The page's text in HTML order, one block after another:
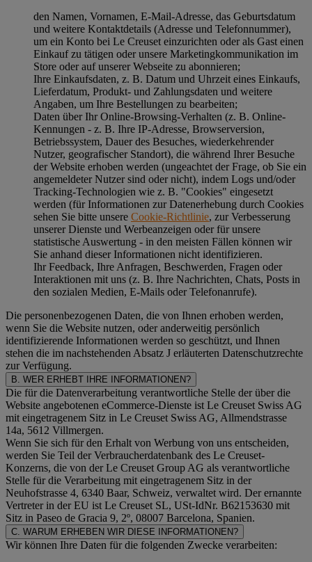
den Namen, Vornamen, E-Mail-Adresse, das Geburtsdatum
und weitere Kontaktdetails (Adresse und Telefonnummer),
um ein Konto bei Le Creuset einzurichten oder als Gast einen
Einkauf zu tätigen oder unsere Marketingkommunikation im
Store oder auf unserer Webseite zu abonnieren;
Ihre Einkaufsdaten, z. B. Datum und Uhrzeit eines Einkaufs,
Lieferdatum, Produkt- und Zahlungsdaten und weitere
Angaben, um Ihre Bestellungen zu bearbeiten;
Daten über Ihr Online-Browsing-Verhalten (z. B. Online-
Kennungen - z. B. Ihre IP-Adresse, Browserversion,
Betriebssystem, Dauer des Besuches, wiederkehrender
Nutzer, geografischer Standort), die während Ihrer Besuche
der Website erhoben werden (ungeachtet der Frage, ob Sie ein
angemeldeter Nutzer sind oder nicht), indem Logs und/oder
Tracking-Technologien wie z. B. "Cookies" eingesetzt
werden (für Informationen zur Datenerhebung durch Cookies
sehen Sie bitte unsere Cookie-Richtlinie, zur Verbesserung
unserer Dienste und Werbeanzeigen oder für unsere
statistische Auswertung - in den meisten Fällen können wir
Sie anhand dieser Informationen nicht identifizieren.
Ihr Feedback, Ihre Anfragen, Beschwerden, Fragen oder
Interaktionen mit uns (z. B. Ihre Nachrichten, Chats, Posts in
den sozialen Medien, E-Mails oder Telefonanrufe).
Die personenbezogenen Daten, die von Ihnen erhoben werden,
wenn Sie die Website nutzen, oder anderweitig persönlich
identifizierende Informationen werden so geschützt, und Ihnen
stehen die im nachstehenden Absatz J erläuterten Datenschutzrechte
zur Verfügung.
B. WER ERHEBT IHRE INFORMATIONEN?
Die für die Datenverarbeitung verantwortliche Stelle der über die
Website angebotenen eCommerce-Dienste ist Le Creuset Swiss AG
mit eingetragenem Sitz in Le Creuset Swiss AG, Allmendstrasse
14a, 5612 Villmergen.
Wenn Sie sich für den Erhalt von Werbung von uns entscheiden,
werden Sie Teil der Verbraucherdatenbank des Le Creuset-
Konzerns, die von der Le Creuset Group AG als verantwortliche
Stelle für die Verarbeitung mit eingetragenem Sitz in der
Neuhofstrasse 4, 6340 Baar, Schweiz, verwaltet wird. Der ernannte
Vertreter in der EU ist Le Creuset SL, USt-IdNr. B62153630 mit
Sitz in Paseo de Gracia 9, 2º, 08007 Barcelona, Spanien.
C. WARUM ERHEBEN WIR DIESE INFORMATIONEN?
Wir können Ihre Daten für die folgenden Zwecke verarbeiten: